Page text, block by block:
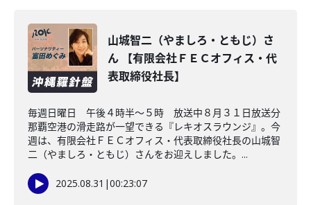
山城智二（やましろ・ともじ）さ
ん 【有限会社ＦＥＣオフィス・代
表取締役社長】
毎週日曜日 午後４時半～５時 放送中８月３１日放送分
那覇空港の滑走路が一望できる『レキオスラウンジ』。今
週は、有限会社ＦＥＣオフィス・代表取締役社長の山城智
二（やましろ・ともじ）さんをお迎えしました。...
2025.08.31 |00:23:07